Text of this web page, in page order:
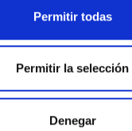
Permitir todas
Permitir la selección
Denegar
de Tower
per TWA, on
34 pisos, puntuable
Running.